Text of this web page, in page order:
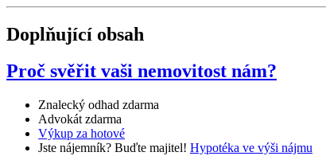
Doplňující obsah
Proč svěřit vaši nemovitost nám?
Znalecký odhad zdarma
Advokát zdarma
Výkup za hotové
Jste nájemník? Buďte majitel! Hypotéka ve výši nájmu